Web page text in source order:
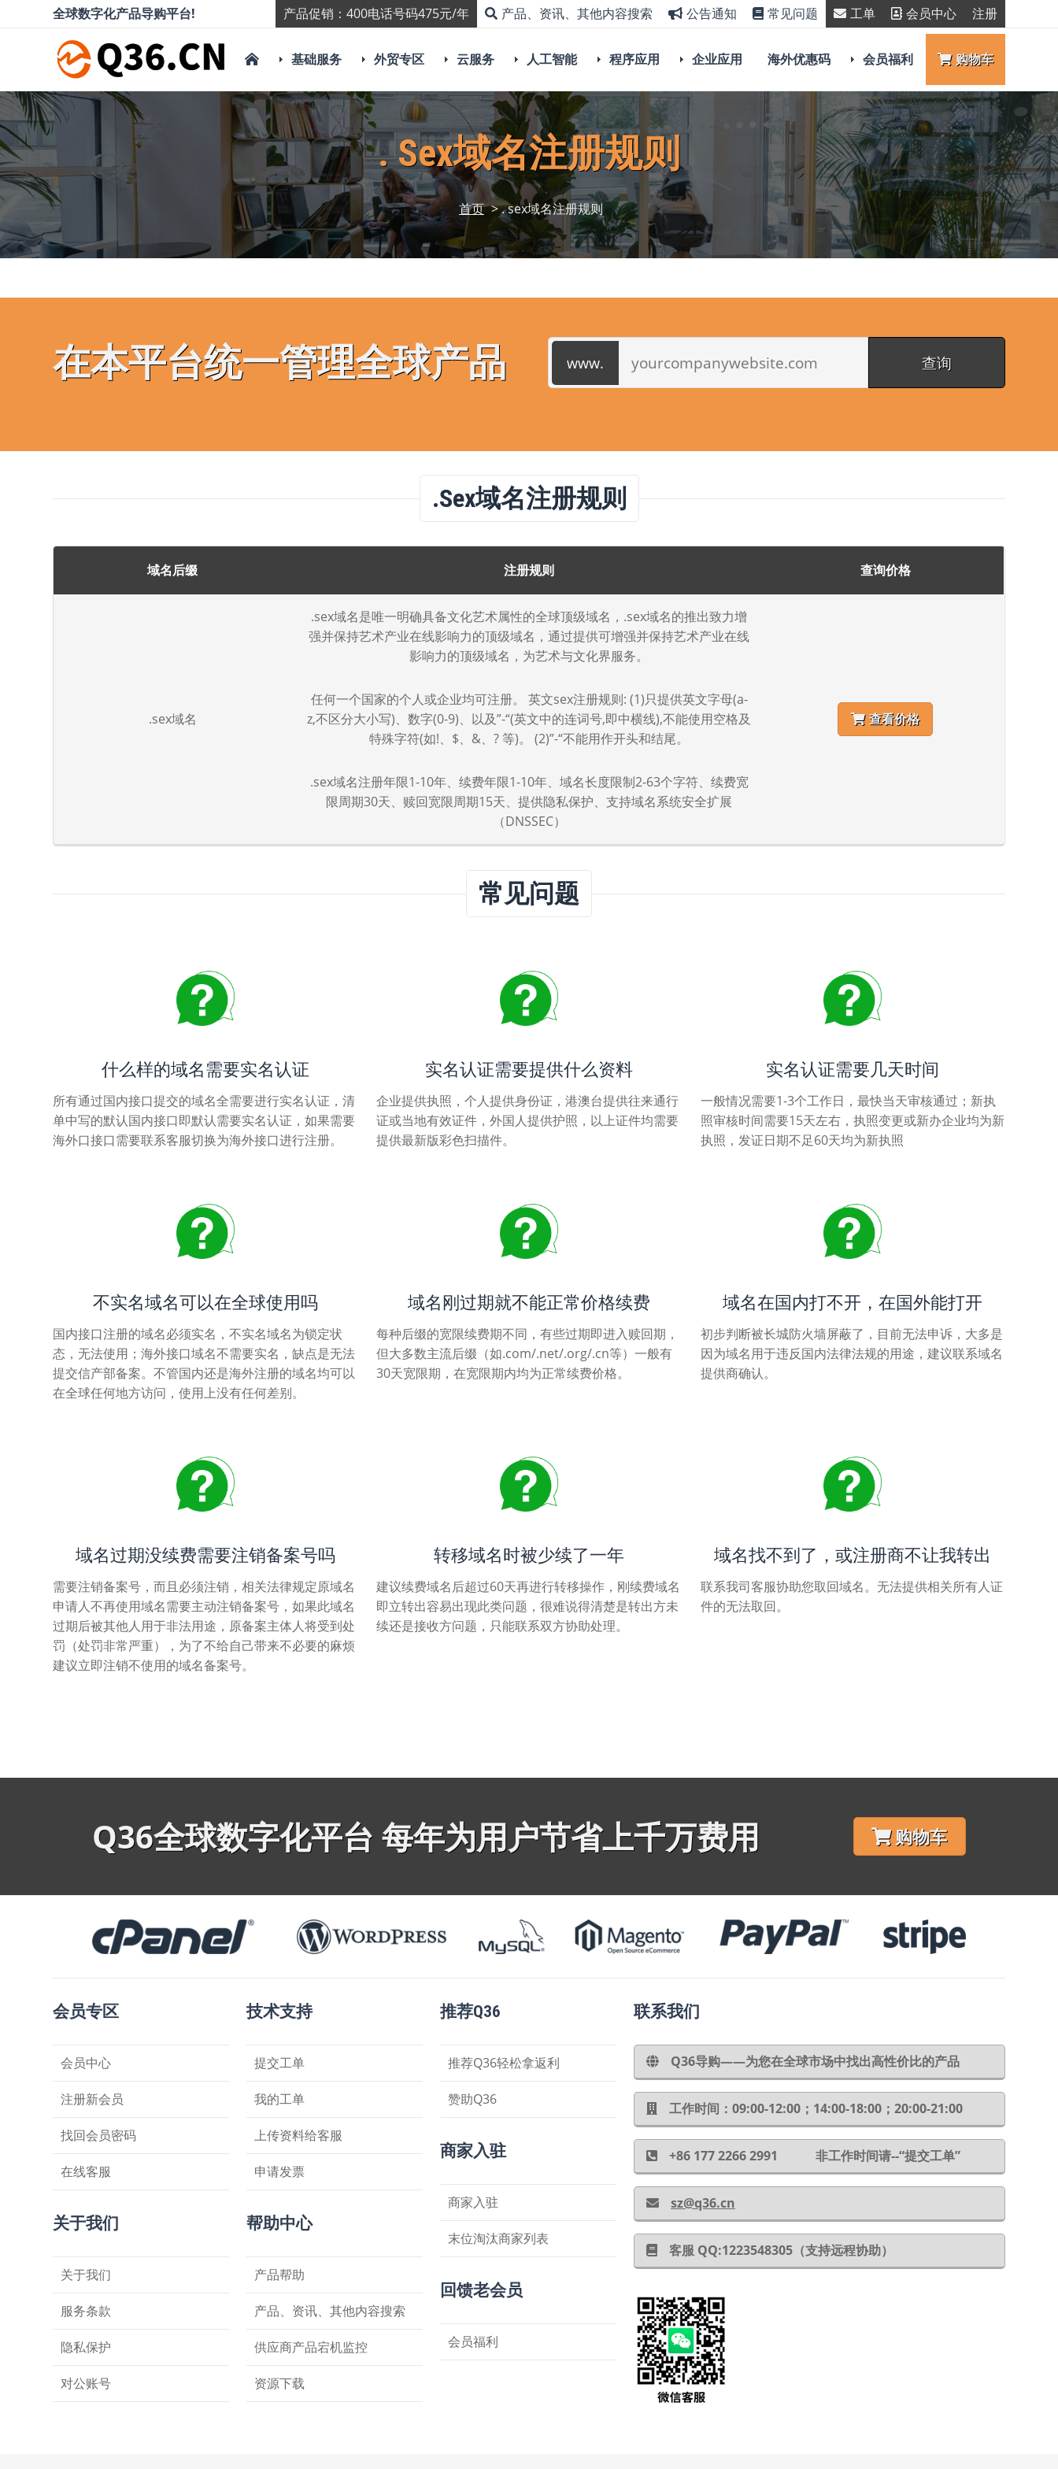
全球数字化产品导购平台! 产品促销：400电话号码475元/年 产品、资讯、其他内容搜索 公告通知 常见问题 工单 会员中心 注册
基础服务 外贸专区 云服务 人工智能 程序应用 企业应用 海外优惠码 会员福利 购物车
. Sex域名注册规则
首页 > . sex域名注册规则
在本平台统一管理全球产品
.sex域名注册规则
域名后缀 注册规则 查询价格
.sex域名
.sex域名是唯一明确具备文化艺术属性的全球顶级域名，.sex域名的推出致力增
强并保持艺术产业在线影响力的顶级域名，通过提供可增强并保持艺术产业在线
影响力的顶级域名，为艺术与文化界服务。
任何一个国家的个人或企业均可注册。 英文sex注册规则: (1)只提供英文字母(a-
z,不区分大小写)、数字(0-9)、以及”-“(英文中的连词号,即中横线),不能使用空格及
特殊字符(如!、$、&、? 等)。 (2)”-“不能用作开头和结尾。
.sex域名注册年限1-10年、续费年限1-10年、域名长度限制2-63个字符、续费宽
限周期30天、赎回宽限周期15天、提供隐私保护、支持域名系统安全扩展
（DNSSEC）
查看价格
常见问题
什么样的域名需要实名认证
所有通过国内接口提交的域名全需要进行实名认证，清
单中写的默认国内接口即默认需要实名认证，如果需要
海外口接口需要联系客服切换为海外接口进行注册。
实名认证需要提供什么资料
企业提供执照，个人提供身份证，港澳台提供往来通行
证或当地有效证件，外国人提供护照，以上证件均需要
提供最新版彩色扫描件。
实名认证需要几天时间
一般情况需要1-3个工作日，最快当天审核通过；新执
照审核时间需要15天左右，执照变更或新办企业均为新
执照，发证日期不足60天均为新执照
不实名域名可以在全球使用吗
国内接口注册的域名必须实名，不实名域名为锁定状
态，无法使用；海外接口域名不需要实名，缺点是无法
提交信产部备案。不管国内还是海外注册的域名均可以
在全球任何地方访问，使用上没有任何差别。
域名刚过期就不能正常价格续费
每种后缀的宽限续费期不同，有些过期即进入赎回期，
但大多数主流后缀（如.com/.net/.org/.cn等）一般有
30天宽限期，在宽限期内均为正常续费价格。
域名在国内打不开，在国外能打开
初步判断被长城防火墙屏蔽了，目前无法申诉，大多是
因为域名用于违反国内法律法规的用途，建议联系域名
提供商确认。
域名过期没续费需要注销备案号吗
需要注销备案号，而且必须注销，相关法律规定原域名
申请人不再使用域名需要主动注销备案号，如果此域名
过期后被其他人用于非法用途，原备案主体人将受到处
罚（处罚非常严重），为了不给自己带来不必要的麻烦
建议立即注销不使用的域名备案号。
转移域名时被少续了一年
建议续费域名后超过60天再进行转移操作，刚续费域名
即立转出容易出现此类问题，很难说得清楚是转出方未
续还是接收方问题，只能联系双方协助处理。
域名找不到了，或注册商不让我转出
联系我司客服协助您取回域名。无法提供相关所有人证
件的无法取回。
Q36全球数字化平台 每年为用户节省上千万费用 购物车
会员专区
会员中心
注册新会员
找回会员密码
在线客服
关于我们
关于我们
服务条款
隐私保护
对公账号
技术支持
提交工单
我的工单
上传资料给客服
申请发票
帮助中心
产品帮助
产品、资讯、其他内容搜索
供应商产品宕机监控
资源下载
推荐Q36
推荐Q36轻松拿返利
赞助Q36
商家入驻
商家入驻
末位淘汰商家列表
回馈老会员
会员福利
联系我们
Q36导购——为您在全球市场中找出高性价比的产品
工作时间：09:00-12:00；14:00-18:00；20:00-21:00
+86 177 2266 2991 非工作时间请--“提交工单”
sz@q36.cn
客服 QQ:1223548305（支持远程协助）